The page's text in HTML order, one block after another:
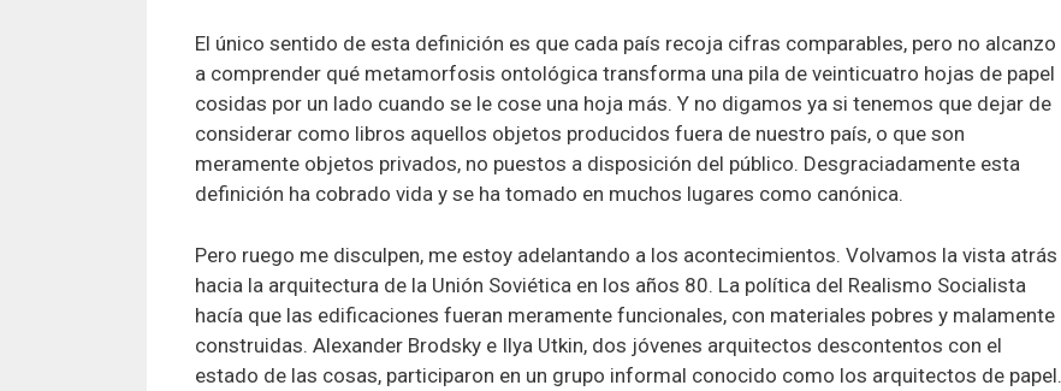
El único sentido de esta definición es que cada país recoja cifras comparables, pero no alcanzo
a comprender qué metamorfosis ontológica transforma una pila de veinticuatro hojas de papel
cosidas por un lado cuando se le cose una hoja más. Y no digamos ya si tenemos que dejar de
considerar como libros aquellos objetos producidos fuera de nuestro país, o que son
meramente objetos privados, no puestos a disposición del público. Desgraciadamente esta
definición ha cobrado vida y se ha tomado en muchos lugares como canónica.
Pero ruego me disculpen, me estoy adelantando a los acontecimientos. Volvamos la vista atrás
hacia la arquitectura de la Unión Soviética en los años 80. La política del Realismo Socialista
hacía que las edificaciones fueran meramente funcionales, con materiales pobres y malamente
construidas. Alexander Brodsky e Ilya Utkin, dos jóvenes arquitectos descontentos con el
estado de las cosas, participaron en un grupo informal conocido como los arquitectos de papel.